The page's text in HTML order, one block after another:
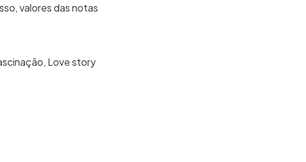
valores das notas
Love story